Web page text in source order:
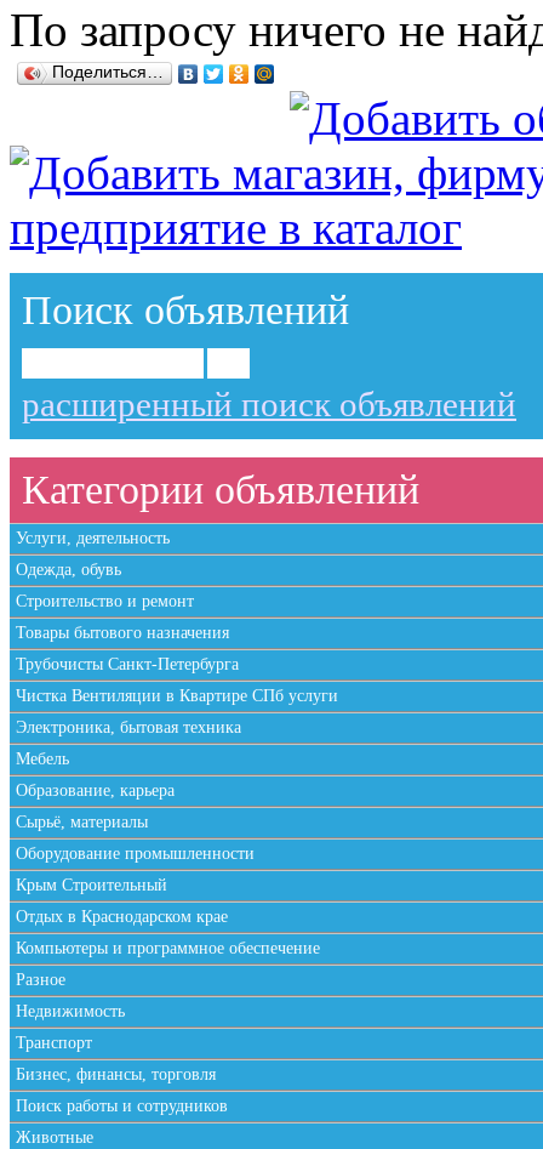
По запросу ничего не
Поделиться…
Поиск объявлений
расширенный поиск объявлений
Категории объявлений
Услуги, деятельность
Одежда, обувь
Строительство и ремонт
Товары бытового назначения
Трубочисты Санкт-Петербурга
Чистка Вентиляции в Квартире СПб услуги
Электроника, бытовая техника
Мебель
Образование, карьера
Сырьё, материалы
Оборудование промышленности
Крым Строительный
Отдых в Краснодарском крае
Компьютеры и программное обеспечение
Разное
Недвижимость
Транспорт
Бизнес, финансы, торговля
Поиск работы и сотрудников
Животные